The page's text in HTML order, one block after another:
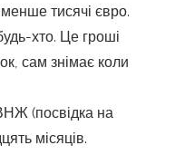
тисячі євро.
хто. Це гроші
сам знімає коли
(посвідка на
місяців.